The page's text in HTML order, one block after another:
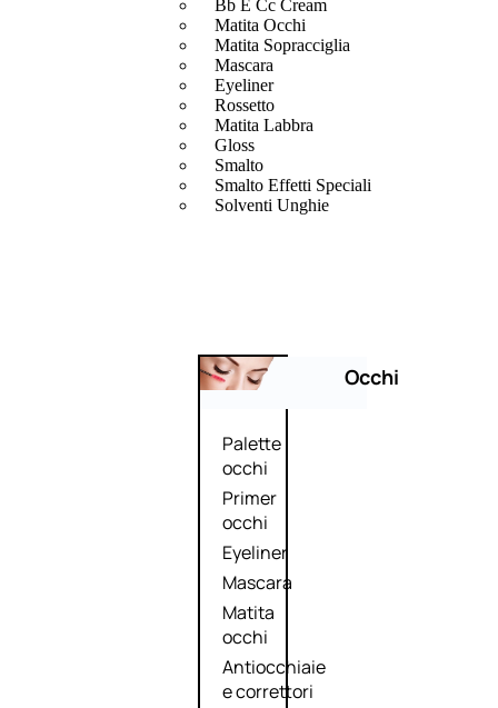
Bb E Cc Cream
Matita Occhi
Matita Sopracciglia
Mascara
Eyeliner
Rossetto
Matita Labbra
Gloss
Smalto
Smalto Effetti Speciali
Solventi Unghie
Occhi
Palette
occhi
Primer
occhi
Eyeliner
Mascara
Matita
occhi
Antiocchiaie
e correttori